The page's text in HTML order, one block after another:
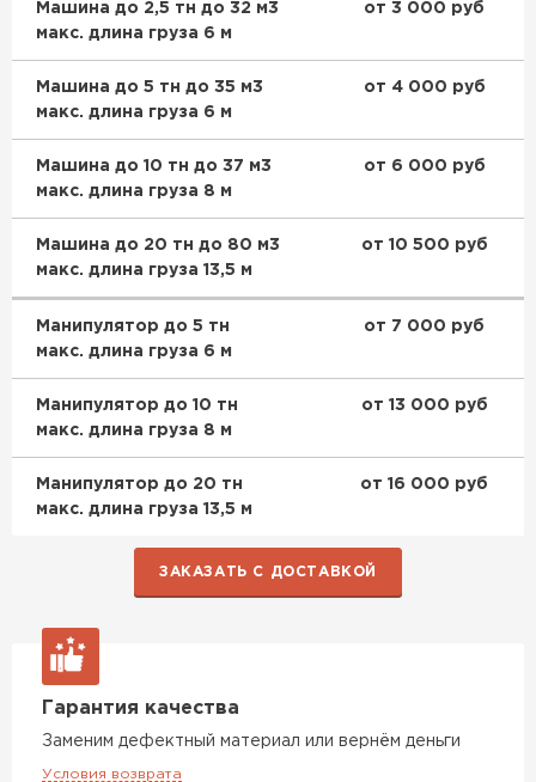
Машина до 2,5 тн до 32 м3
макс. длина груза 6 м
от 3 000 руб
Машина до 5 тн до 35 м3
макс. длина груза 6 м
от 4 000 руб
Машина до 10 тн до 37 м3
макс. длина груза 8 м
от 6 000 руб
Машина до 20 тн до 80 м3
макс. длина груза 13,5 м
от 10 500 руб
Манипулятор до 5 тн
макс. длина груза 6 м
от 7 000 руб
Манипулятор до 10 тн
макс. длина груза 8 м
от 13 000 руб
Манипулятор до 20 тн
макс. длина груза 13,5 м
от 16 000 руб
ЗАКАЗАТЬ С ДОСТАВКОЙ
Гарантия качества
Заменим дефектный материал или вернём деньги
Условия возврата